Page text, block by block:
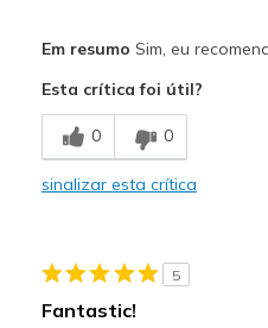
Comfortable
Stylish
Too early to say
Em resumo Sim, eu
Esta crítica foi útil?
0 0
sinalizar esta crítica
5
Fantastic!